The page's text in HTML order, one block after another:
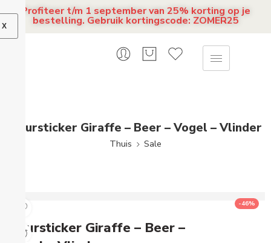
Profiteer t/m 1 september van 25% korting op je
bestelling. Gebruik kortingscode: ZOMER25
X
Muursticker Giraffe – Beer – Vogel – Vlinder
Thuis Sale
-46%
Muursticker Giraffe – Beer –